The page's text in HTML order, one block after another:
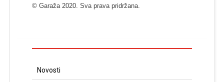
© Garaža 2020. Sva prava pridržana.
Novosti